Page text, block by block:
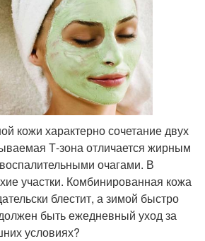
кожи характерно сочетание двух
Т-зона отличается жирным
очагами. В
участки. Комбинированная кожа
блестит, а зимой быстро
быть ежедневный уход за
условиях?